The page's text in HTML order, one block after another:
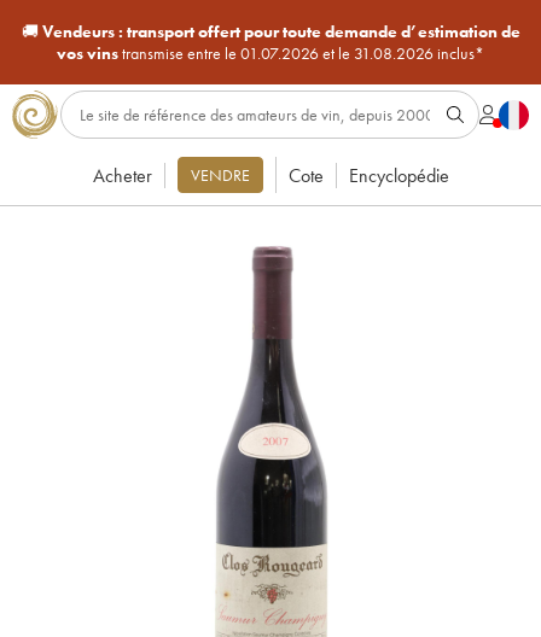
🚚Vendeurs : transport offert pour toute demande d’estimation de
vos vinstransmise entre le 01.07.2026 et le 31.08.2026 inclus*
Acheter VENDRE Cote Encyclopédie